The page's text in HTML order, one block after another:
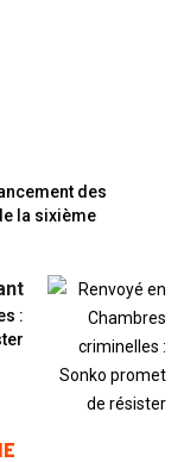
des
la sixième
: